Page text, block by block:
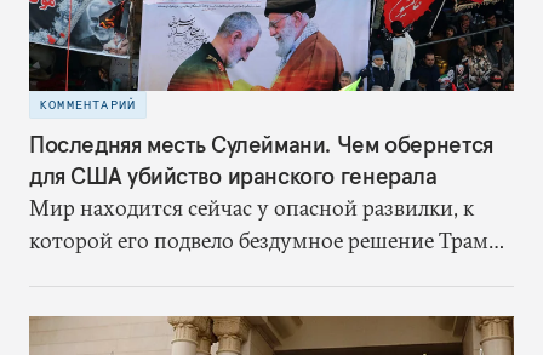
КОММЕНТАРИЙ
Последняя месть Сулеймани. Чем обернется
для США убийство иранского генерала
Мир находится сейчас у опасной развилки, к
которой его подвело бездумное решение Трампа
США, но не сбивал американские беспилотники